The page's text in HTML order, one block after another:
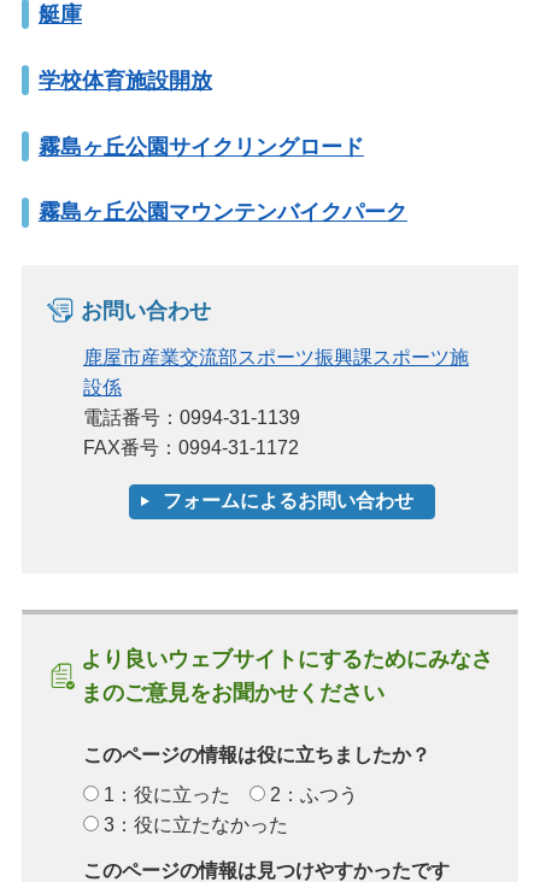
艇庫
学校体育施設開放
霧島ヶ丘公園サイクリングロード
霧島ヶ丘公園マウンテンバイクパーク
お問い合わせ
鹿屋市産業交流部スポーツ振興課スポーツ施
設係
電話番号：0994-31-1139
FAX番号：0994-31-1172
より良いウェブサイトにするためにみなさ
まのご意見をお聞かせください
このページの情報は役に立ちましたか？
1：役に立った
2：ふつう
3：役に立たなかった
このページの情報は見つけやすかったです